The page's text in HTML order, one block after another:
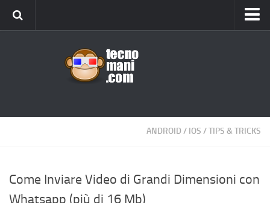
Cellulari
Gadget
ANDROID / IOS /TIPS & TRICKS
Come Inviare Video di Grandi Dimensioni con
Whatsapp (più di 16 Mb)